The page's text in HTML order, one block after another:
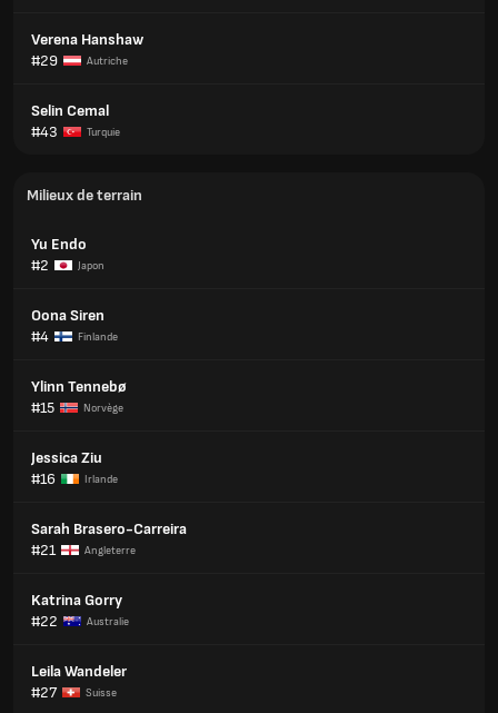
Verena Hanshaw
#29
Autriche
Selin Cemal
#43
Turquie
Milieux de terrain
Yu Endo
#2
Japon
Oona Siren
#4
Finlande
Ylinn Tennebø
#15
Norvège
Jessica Ziu
#16
Irlande
Sarah Brasero-Carreira
#21
Angleterre
Katrina Gorry
#22
Australie
Leila Wandeler
#27
Suisse